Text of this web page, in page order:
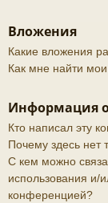
Вложения
Какие вложения
Как мне найти
Информация
Кто написал эту
Почему здесь нет
С кем можно
использования и/
конференцией?